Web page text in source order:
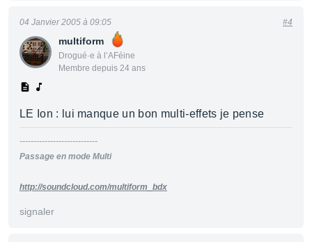
multiform
Drogué·e à l’AFéine
Membre depuis 24 ans
04 Janvier 2005 à 09:05 #4
LE Ion : lui manque un bon multi-effets je pense
----------------------------
Passage en mode Multi
http://soundcloud.com/multiform_bdx
signaler